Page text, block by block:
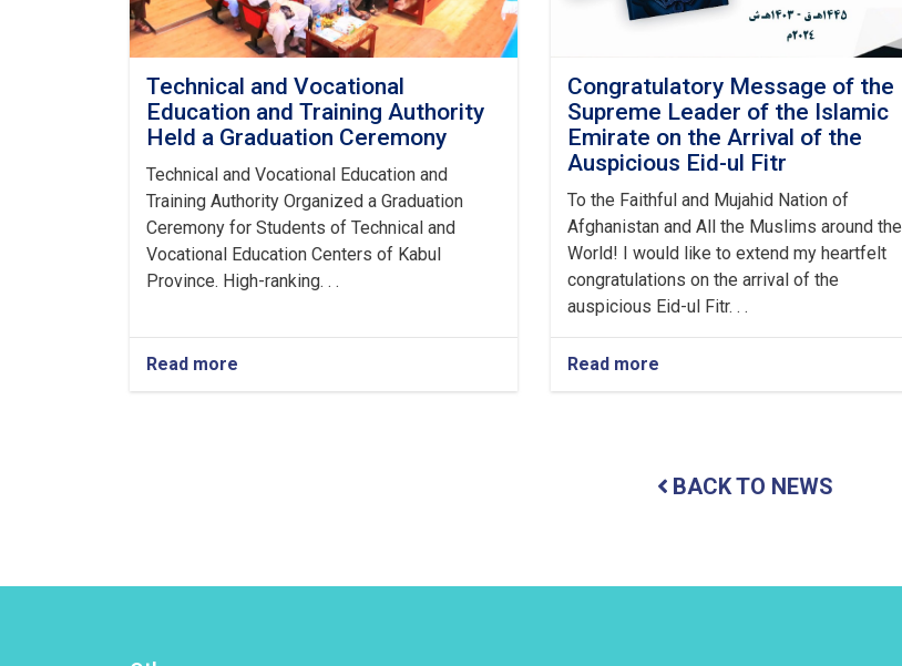
Technical and Vocational
Education and Training Authority
Held a Graduation Ceremony
Technical and Vocational Education and
Training Authority Organized a Graduation
Ceremony for Students of Technical and
Vocational Education Centers of Kabul
Province. High-ranking. . .
Read more
Technical
Graduation
Congratulatory Message of the
Supreme Leader of the Islamic
Emirate on the Arrival of the
Auspicious Eid-ul Fitr
To the Faithful and Mujahid Nation of
Afghanistan and All the Muslims around the
World! I would like to extend my heartfelt
congratulations on the arrival of the
auspicious Eid-ul Fitr. . .
Read more
Congratulatory
Supreme
Leader
Emirate
BACK TO NEWS